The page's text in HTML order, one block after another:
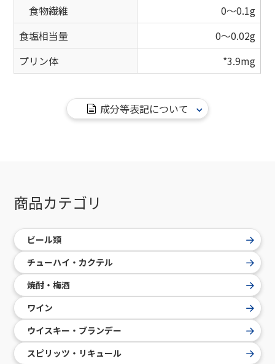
食物繊維
0～0.1g
食塩相当量
0～0.02g
プリン体
*3.9mg
成分等表記について
商品カテゴリ
ビール類
チューハイ・カクテル
焼酎・梅酒
ワイン
ウイスキー・ブランデー
スピリッツ・リキュール